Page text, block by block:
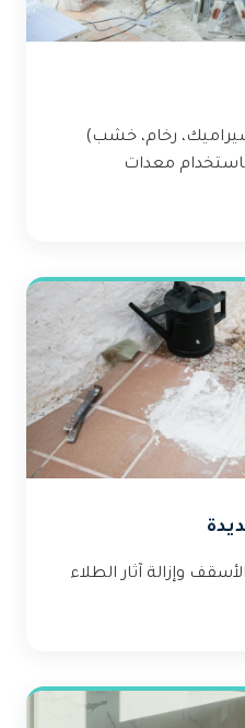
رخام، خشب)
باستخدام معدات
وإزالة آثار الطلاء